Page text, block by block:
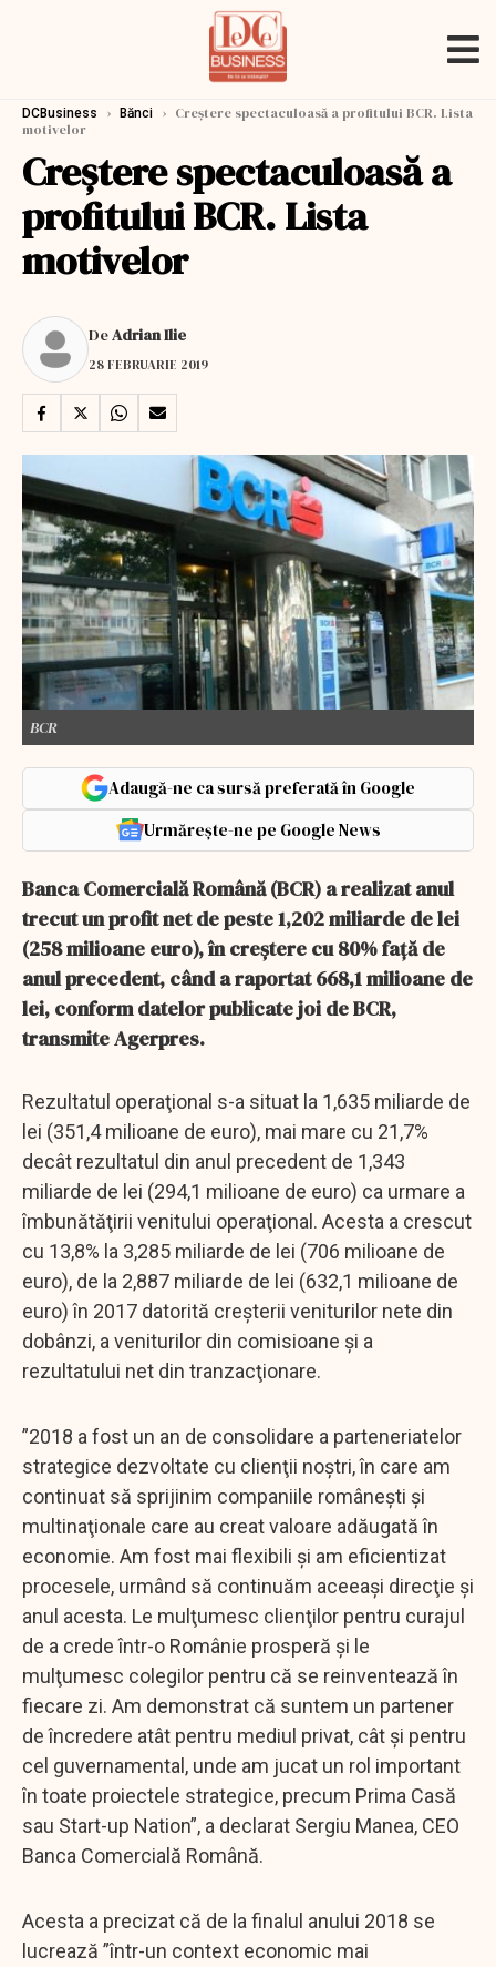
DCBusiness › Bănci › Creștere spectaculoasă a profitului BCR. Lista
motivelor
Creștere spectaculoasă a
profitului BCR. Lista
motivelor
DeAdrian Ilie
28 FEBRUARIE 2019
BCR
Adaugă-ne ca sursă preferată în Google
Urmărește-ne pe Google News
Banca Comercială Română (BCR) a realizat anul
trecut un profit net de peste 1,202 miliarde de lei
(258 milioane euro), în creştere cu 80% faţă de
anul precedent, când a raportat 668,1 milioane de
lei, conform datelor publicate joi de BCR,
transmite Agerpres.
Rezultatul operaţional s-a situat la 1,635 miliarde de
lei (351,4 milioane de euro), mai mare cu 21,7%
decât rezultatul din anul precedent de 1,343
miliarde de lei (294,1 milioane de euro) ca urmare a
îmbunătăţirii venitului operaţional. Acesta a crescut
cu 13,8% la 3,285 miliarde de lei (706 milioane de
euro), de la 2,887 miliarde de lei (632,1 milioane de
euro) în 2017 datorită creşterii veniturilor nete din
dobânzi, a veniturilor din comisioane şi a
rezultatului net din tranzacţionare.
”2018 a fost un an de consolidare a parteneriatelor
strategice dezvoltate cu clienţii noştri, în care am
continuat să sprijinim companiile româneşti şi
multinaţionale care au creat valoare adăugată în
economie. Am fost mai flexibili şi am eficientizat
procesele, urmând să continuăm aceeaşi direcţie şi
anul acesta. Le mulţumesc clienţilor pentru curajul
de a crede într-o Românie prosperă şi le
mulţumesc colegilor pentru că se reinventează în
fiecare zi. Am demonstrat că suntem un partener
de încredere atât pentru mediul privat, cât şi pentru
cel guvernamental, unde am jucat un rol important
în toate proiectele strategice, precum Prima Casă
sau Start-up Nation”, a declarat Sergiu Manea, CEO
Banca Comercială Română.
Acesta a precizat că de la finalul anului 2018 se
lucrează ”într-un context economic mai